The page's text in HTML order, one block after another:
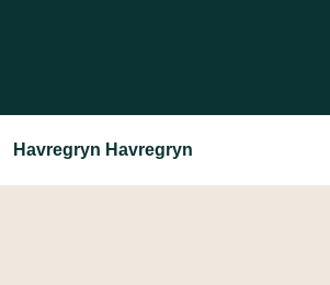
Havregryn Havregryn